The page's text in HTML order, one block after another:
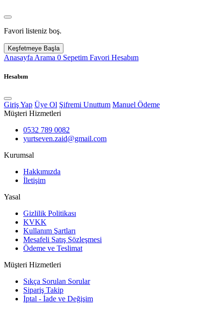
Favori listeniz boş.
Keşfetmeye Başla
Anasayfa Arama 0 Sepetim Favori Hesabım
Hesabım
Giriş Yap Üye Ol Şifremi Unuttum Manuel Ödeme
Müşteri Hizmetleri
0532 789 0082
yurtseven.zaid@gmail.com
Kurumsal
Hakkımızda
İletişim
Yasal
Gizlilik Politikası
KVKK
Kullanım Şartları
Mesafeli Satış Sözleşmesi
Ödeme ve Teslimat
Müşteri Hizmetleri
Sıkça Sorulan Sorular
Sipariş Takip
İptal - İade ve Değişim